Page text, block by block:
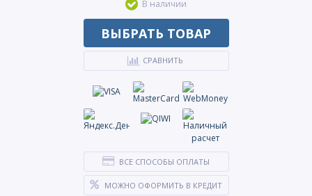
В наличии
ВЫБРАТЬ ТОВАР
СРАВНИТЬ
ВСЕ СПОСОБЫ ОПЛАТЫ
МОЖНО ОФОРМИТЬ В КРЕДИТ